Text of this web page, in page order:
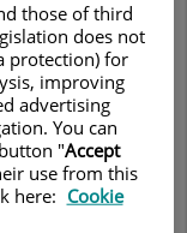
those of third
does not
protection) for
improving
advertising
You can
"Accept
use from this
here: Cookie